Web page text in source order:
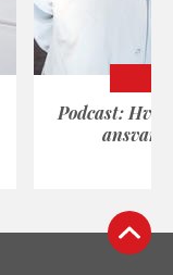
Podcast: